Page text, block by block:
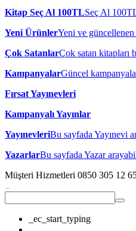
Kitap Seç Al 100TLSeç Al
Yeni ÜrünlerYeni ve
Çok SatanlarÇok satan kitapları
KampanyalarGüncel
Fırsat Yayınevleri
Kampanyalı Yayınlar
YayınevleriBu sayfada Yayınevi
YazarlarBu sayfada Yazar
Müşteri Hizmetleri 0850 305 12
_ec_start_typing